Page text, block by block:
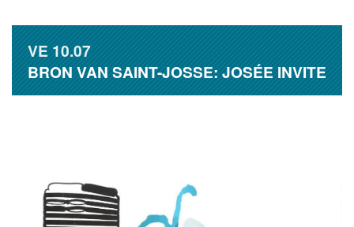
VE10.07
BRON VAN SAINT-JOSSE: JOSÉE INVITE